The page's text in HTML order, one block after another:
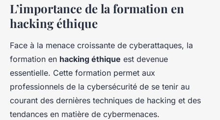
L’importance de la formation en
hacking éthique
Face à la menace croissante de cyberattaques, la
formation en hacking éthique est devenue
essentielle. Cette formation permet aux
professionnels de la cybersécurité de se tenir au
courant des dernières techniques de hacking et des
tendances en matière de cybermenaces.